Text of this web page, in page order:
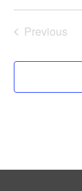
Previous